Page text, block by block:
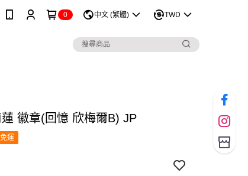
0 中文 (繁體) TWD
徽章(回憶 欣梅爾B) JP
運